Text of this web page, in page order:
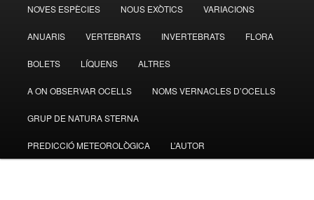
NOVES ESPÈCIES NOUS EXÒTICS VARIACIONS
ANUARIS VERTEBRATS INVERTEBRATS FLORA
BOLETS LÍQUENS ALTRES
A ON OBSERVAR OCELLS NOMS VERNACLES D’OCELLS
GRUP DE NATURA STERNA
PREDICCIÓ METEOROLÒGICA L’AUTOR